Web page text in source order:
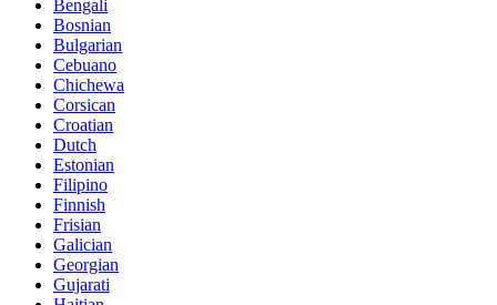
Bengali
Bosnian
Bulgarian
Cebuano
Chichewa
Corsican
Croatian
Dutch
Estonian
Filipino
Finnish
Frisian
Galician
Georgian
Gujarati